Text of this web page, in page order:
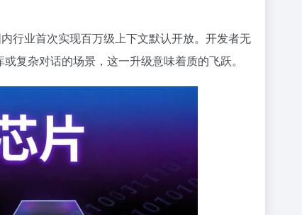
行业首次实现百万级上下文默认开放。开发者无
复杂对话的场景，这一升级意味着质的飞跃。